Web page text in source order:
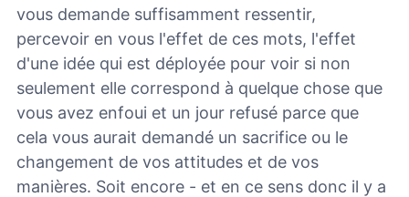
vous demande suffisamment ressentir,
percevoir en vous l'effet de ces mots, l'effet
d'une idée qui est déployée pour voir si non
seulement elle correspond à quelque chose que
vous avez enfoui et un jour refusé parce que
cela vous aurait demandé un sacrifice ou le
changement de vos attitudes et de vos
manières. Soit encore - et en ce sens donc il y a